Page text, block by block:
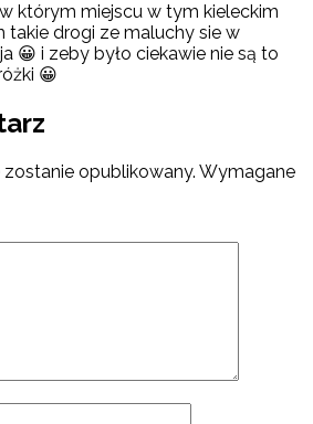
którym miejscu w tym kieleckim
takie drogi ze maluchy sie w
😀 i zeby było ciekawie nie są to
😀
opublikowany. Wymagane